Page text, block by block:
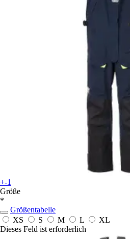
+-1
Größe
*
Größentabelle
XS
S M L
XL
Dieses Feld ist erforderlich